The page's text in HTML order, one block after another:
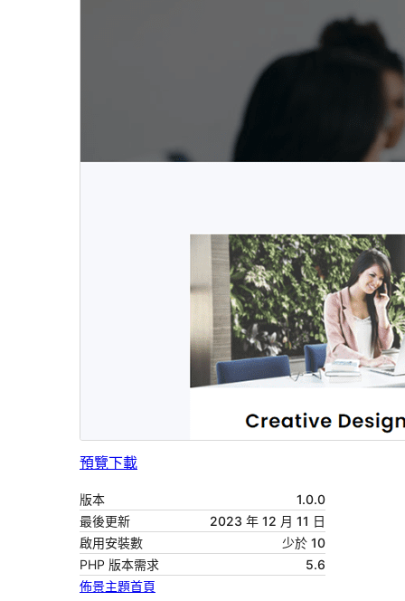
預覽下載
版本
1.0.0
最後更新
2023 年 12 月 11 日
啟用安裝數
少於 10
PHP 版本需求
5.6
佈景主題首頁